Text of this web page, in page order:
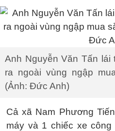
Anh Nguyễn Văn Tấn lái
ra ngoài vùng ngập
(Ảnh: Đức Anh)
Cả xã Nam Phương
máy và 1 chiếc xe